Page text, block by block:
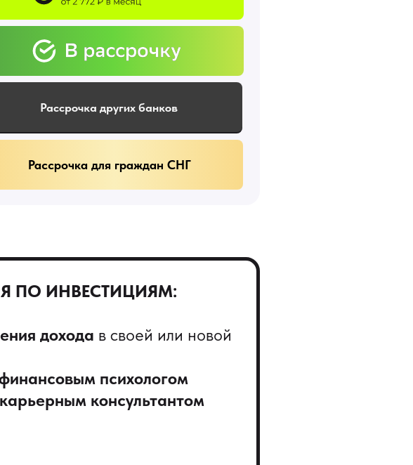
Рассрочка других банков
Рассрочка для граждан СНГ
ПО ИНВЕСТИЦИЯМ:
дохода в своей или новой
психологом
консультантом